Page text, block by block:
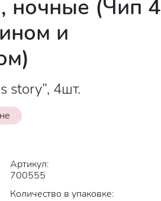
ночные (Чип 4
и
story”, 4шт.
Артикул:
700555
Количество в упаковке: